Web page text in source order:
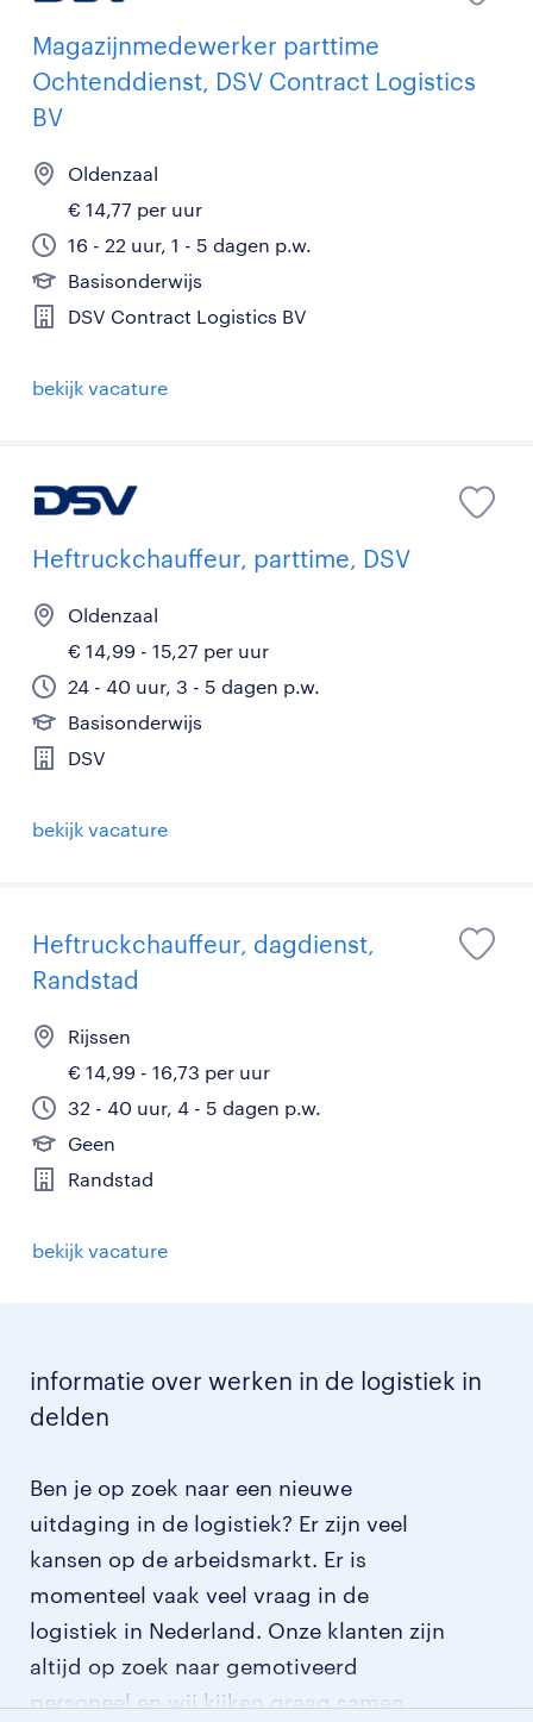
Magazijnmedewerker parttime
Ochtenddienst, DSV Contract Logistics
BV
Oldenzaal
€ 14,77 per uur
16 - 22 uur, 1 - 5 dagen p.w.
Basisonderwijs
DSV Contract Logistics BV
bekijk vacature
Heftruckchauffeur, parttime, DSV
Oldenzaal
€ 14,99 - 15,27 per uur
24 - 40 uur, 3 - 5 dagen p.w.
Basisonderwijs
DSV
bekijk vacature
Heftruckchauffeur, dagdienst,
Randstad
Rijssen
€ 14,99 - 16,73 per uur
32 - 40 uur, 4 - 5 dagen p.w.
Geen
Randstad
bekijk vacature
informatie over werken in de logistiek in
delden
Ben je op zoek naar een nieuwe
uitdaging in de logistiek? Er zijn veel
kansen op de arbeidsmarkt. Er is
momenteel vaak veel vraag in de
logistiek in Nederland. Onze klanten zijn
altijd op zoek naar gemotiveerd
personeel en wij kijken graag samen